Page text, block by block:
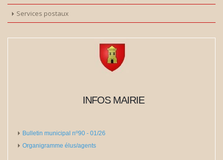
Services postaux
INFOS MAIRIE
Bulletin municipal no​​​​​​​90 - 01/26
Organigramme élus/agents